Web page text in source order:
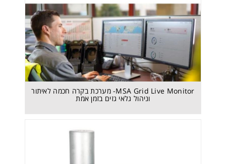
MSA Grid Live Monitor- מערכת בקרה חכמה לאיתור
וניהול גלאי גזים בזמן אמת